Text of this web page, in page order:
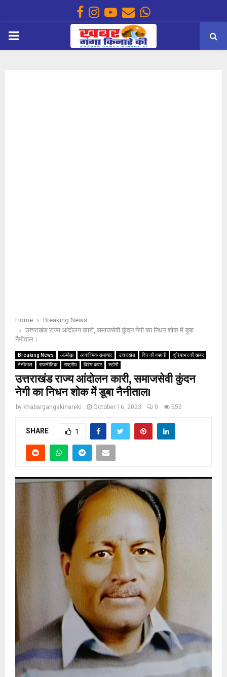
Facebook
Instagram
Youtube
EmailWhatsapp
PRIMARY
Home
Breaking News
उत्तराखंड राज्य आंदोलन कारी, समाजसेवी कुंदन नेगी का निधन शोक में डूबा
नैनीताल।
Breaking News अल्मोड़ा आकस्मिक समाचार उत्तराखंड दिन की कहानी
दुनियाभर की खबर
नैनीताल
राजनीतिक राष्ट्रीय विशेष कवर स्टोरी
उत्तराखंड राज्य आंदोलन कारी, समाजसेवी कुंदन
नेगी का निधन शोक में डूबा नैनीताल।
by khabargangakinareki October 16, 2023 0 550
SHARE 1